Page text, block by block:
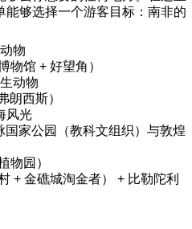
能够选择一个游客目标：南非的
物
物馆 + 好望角）
动物
朗西斯）
风光
家公园（教科文组织）与敦煌
物园）
+ 金礁城淘金者） + 比勒陀利